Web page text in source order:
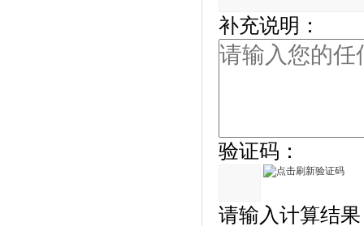
补充说明：
验证码：
请输入计算结果